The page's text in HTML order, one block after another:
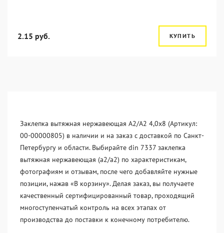
2.15 руб. КУПИТЬ
Заклепка вытяжная нержавеющая A2/A2 4,0x8 (Артикул:
00-00000805) в наличии и на заказ с доставкой по Санкт-
Петербургу и области. Выбирайте din 7337 заклепка
вытяжная нержавеющая (a2/a2) по характеристикам,
фотографиям и отзывам, после чего добавляйте нужные
позиции, нажав «В корзину». Делая заказ, вы получаете
качественный сертифицированный товар, проходящий
многоступенчатый контроль на всех этапах от
производства до поставки к конечному потребителю.